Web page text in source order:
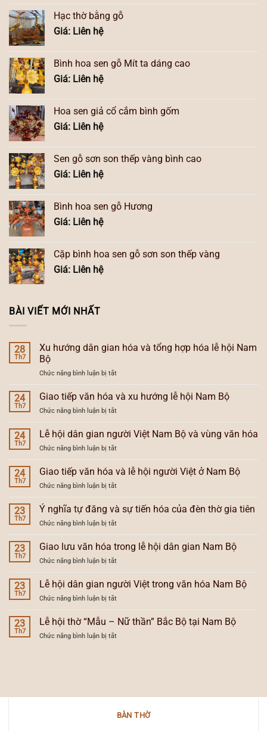
Hạc thờ bằng gỗ
Giá: Liên hệ
Bình hoa sen gỗ Mít ta dáng cao
Giá: Liên hệ
Hoa sen giả cổ cắm bình gốm
Giá: Liên hệ
Sen gỗ sơn son thếp vàng bình cao
Giá: Liên hệ
Bình hoa sen gỗ Hương
Giá: Liên hệ
Cặp bình hoa sen gỗ sơn son thếp vàng
Giá: Liên hệ
BÀI VIẾT MỚI NHẤT
28
Th7
Xu hướng dân gian hóa và tổng hợp hóa lễ hội Nam
Bộ
Chức năng bình luận bị tắtở
Xu
hướng
gian
hóa
và
lễ
hội
Bộ
24
Th7
Giao tiếp văn hóa và xu hướng lễ hội Nam Bộ
Chức năng bình luận bị tắtở
Giao
tiếp
văn
hóa
và
xu
Nam
Bộ
24
Th7
Lễ hội dân gian người Việt Nam Bộ và vùng văn hóa
Chức năng bình luận bị tắtở
Lễ
hội
gian
người
Việt
vùng
văn
24
Th7
Giao tiếp văn hóa và lễ hội người Việt ở Nam Bộ
Chức năng bình luận bị tắtở
Giao
tiếp
hóa
và
lễ
ở
Nam
23
Th7
Ý nghĩa tự đăng và sự tiến hóa của đèn thờ gia tiên
Chức năng bình luận bị tắtở
Ý
nghĩa
đăng
và
sự
đèn
thờ
23
Th7
Giao lưu văn hóa trong lễ hội dân gian Nam Bộ
Chức năng bình luận bị tắtở
Giao
lưu
văn
hóa
trong
lễ
23
Th7
Lễ hội dân gian người Việt trong văn hóa Nam Bộ
Chức năng bình luận bị tắtở
Lễ
hội
gian
Nam
Bộ
23
Th7
Lễ hội thờ “Mẫu – Nữ thần” Bắc Bộ tại Nam Bộ
Chức năng bình luận bị tắtở
Nữ
Bắc
BÀN THỜ